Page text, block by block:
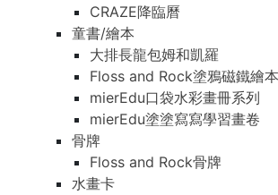
CRAZE降臨曆
童書/繪本
大排長龍包姆和凱羅
Floss and Rock塗鴉磁鐵繪本
mierEdu口袋水彩畫冊系列
mierEdu塗塗寫寫學習畫卷
骨牌
Floss and Rock骨牌
水畫卡